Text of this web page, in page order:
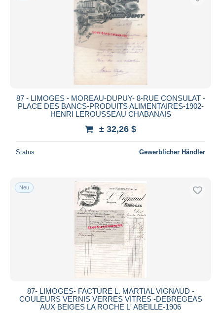
87 - LIMOGES - MOREAU-DUPUY- 8-RUE CONSULAT -
PLACE DES BANCS-PRODUITS ALIMENTAIRES-1902-
HENRI LEROUSSEAU CHABANAIS
± 32,26 $
Status Gewerblicher Händler
Neu
87- LIMOGES- FACTURE L. MARTIAL VIGNAUD -
COULEURS VERNIS VERRES VITRES -DEBREGEAS
AUX BEIGES LA ROCHE L' ABEILLE-1906